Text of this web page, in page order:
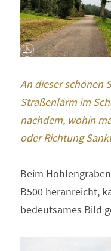
An dieser schönen
Straßenlärm im
nachdem, wohin
oder Richtung
Beim
B500 heranreicht,
bedeutsames Bild